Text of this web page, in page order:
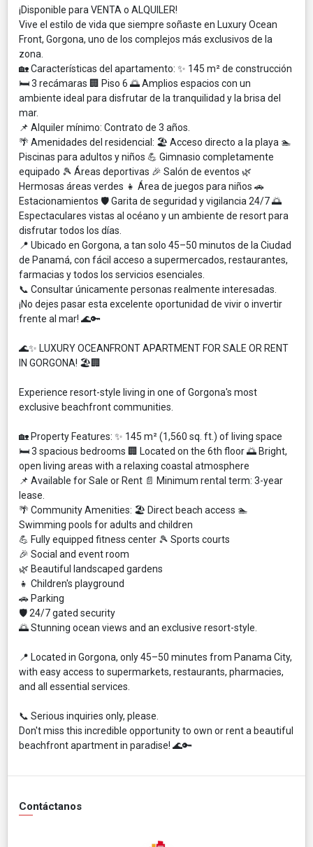
¡Disponible para VENTA o ALQUILER!
Vive el estilo de vida que siempre soñaste en Luxury Ocean
Front, Gorgona, uno de los complejos más exclusivos de la
zona.
🏡 Características del apartamento: ✨ 145 m² de construcción
🛏️ 3 recámaras 🏢 Piso 6 🌅 Amplios espacios con un
ambiente ideal para disfrutar de la tranquilidad y la brisa del
mar.
📌 Alquiler mínimo: Contrato de 3 años.
🌴 Amenidades del residencial: 🏖️ Acceso directo a la playa 🏊
Piscinas para adultos y niños 💪 Gimnasio completamente
equipado 🎾 Áreas deportivas 🎉 Salón de eventos 🌿
Hermosas áreas verdes 👧 Área de juegos para niños 🚗
Estacionamientos 🛡️ Garita de seguridad y vigilancia 24/7 🌅
Espectaculares vistas al océano y un ambiente de resort para
disfrutar todos los días.
📍 Ubicado en Gorgona, a tan solo 45–50 minutos de la Ciudad
de Panamá, con fácil acceso a supermercados, restaurantes,
farmacias y todos los servicios esenciales.
📞 Consultar únicamente personas realmente interesadas.
¡No dejes pasar esta excelente oportunidad de vivir o invertir
frente al mar! 🌊🔑
🌊✨ LUXURY OCEANFRONT APARTMENT FOR SALE OR RENT
IN GORGONA! 🏖️🏢
Experience resort-style living in one of Gorgona's most
exclusive beachfront communities.
🏡 Property Features: ✨ 145 m² (1,560 sq. ft.) of living space
🛏️ 3 spacious bedrooms 🏢 Located on the 6th floor 🌅 Bright,
open living areas with a relaxing coastal atmosphere
📌 Available for Sale or Rent 📄 Minimum rental term: 3-year
lease.
🌴 Community Amenities: 🏖️ Direct beach access 🏊
Swimming pools for adults and children
💪 Fully equipped fitness center 🎾 Sports courts
🎉 Social and event room
🌿 Beautiful landscaped gardens
👧 Children's playground
🚗 Parking
🛡️ 24/7 gated security
🌅 Stunning ocean views and an exclusive resort-style.
📍 Located in Gorgona, only 45–50 minutes from Panama City,
with easy access to supermarkets, restaurants, pharmacies,
and all essential services.
📞 Serious inquiries only, please.
Don't miss this incredible opportunity to own or rent a beautiful
beachfront apartment in paradise! 🌊🔑
Contáctanos